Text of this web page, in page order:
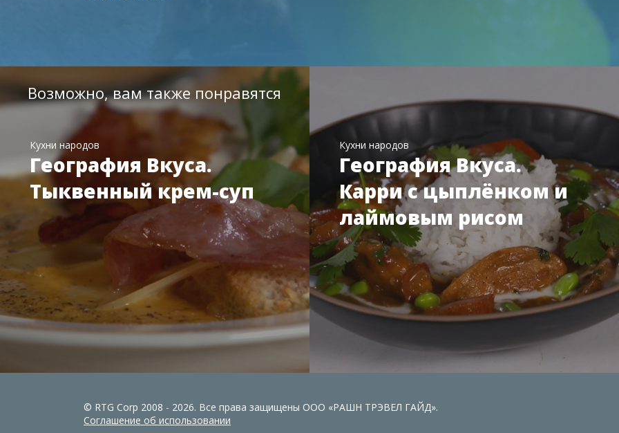
Возможно, вам также понравятся
Кухни народов
География Вкуса.
Тыквенный крем-суп
Кухни народов
География Вкуса.
Карри с цыплёнком и
лаймовым рисом
© RTG Corp 2008 - 2026. Все права защищены ООО «РАШН ТРЭВЕЛ ГАЙД».
Соглашение об использовании